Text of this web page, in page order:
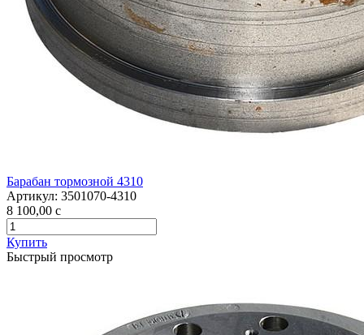
Барабан тормозной 4310
Артикул: 3501070-4310
8 100,00 c
Купить
Быстрый просмотр